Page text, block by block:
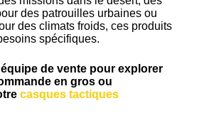
des patrouilles urbaines ou
des climats froids, ces produits
spécifiques.
de vente pour explorer
en gros ou
casques tactiques